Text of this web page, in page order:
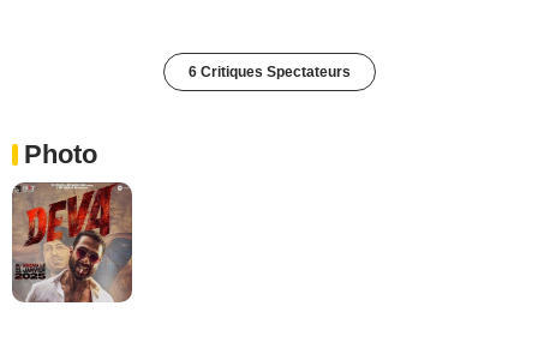
6 Critiques Spectateurs
Photo